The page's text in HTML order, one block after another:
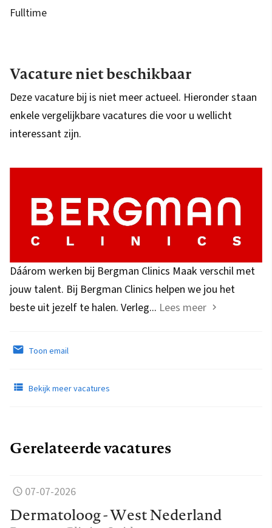
Fulltime
Vacature niet beschikbaar
Deze vacature bij is niet meer actueel. Hieronder staan
enkele vergelijkbare vacatures die voor u wellicht
interessant zijn.
Dáárom werken bij Bergman Clinics Maak verschil met
jouw talent. Bij Bergman Clinics helpen we jou het
beste uit jezelf te halen. Verleg... Lees meer
Toon email
Bekijk meer vacatures
Gerelateerde vacatures
07-07-2026
Dermatoloog - West Nederland